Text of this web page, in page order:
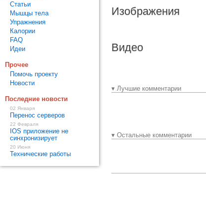
Изображения
Видео
▾ Лучшие комментарии
▾ Остальные комментарии
Статьи
Мышцы тела
Упражнения
Калории
FAQ
Идеи
Прочее
Помочь проекту
Новости
Последние новости
02 Января
Перенос серверов
22 Февраля
IOS приложение не
синхронизирует
20 Июня
Технические работы